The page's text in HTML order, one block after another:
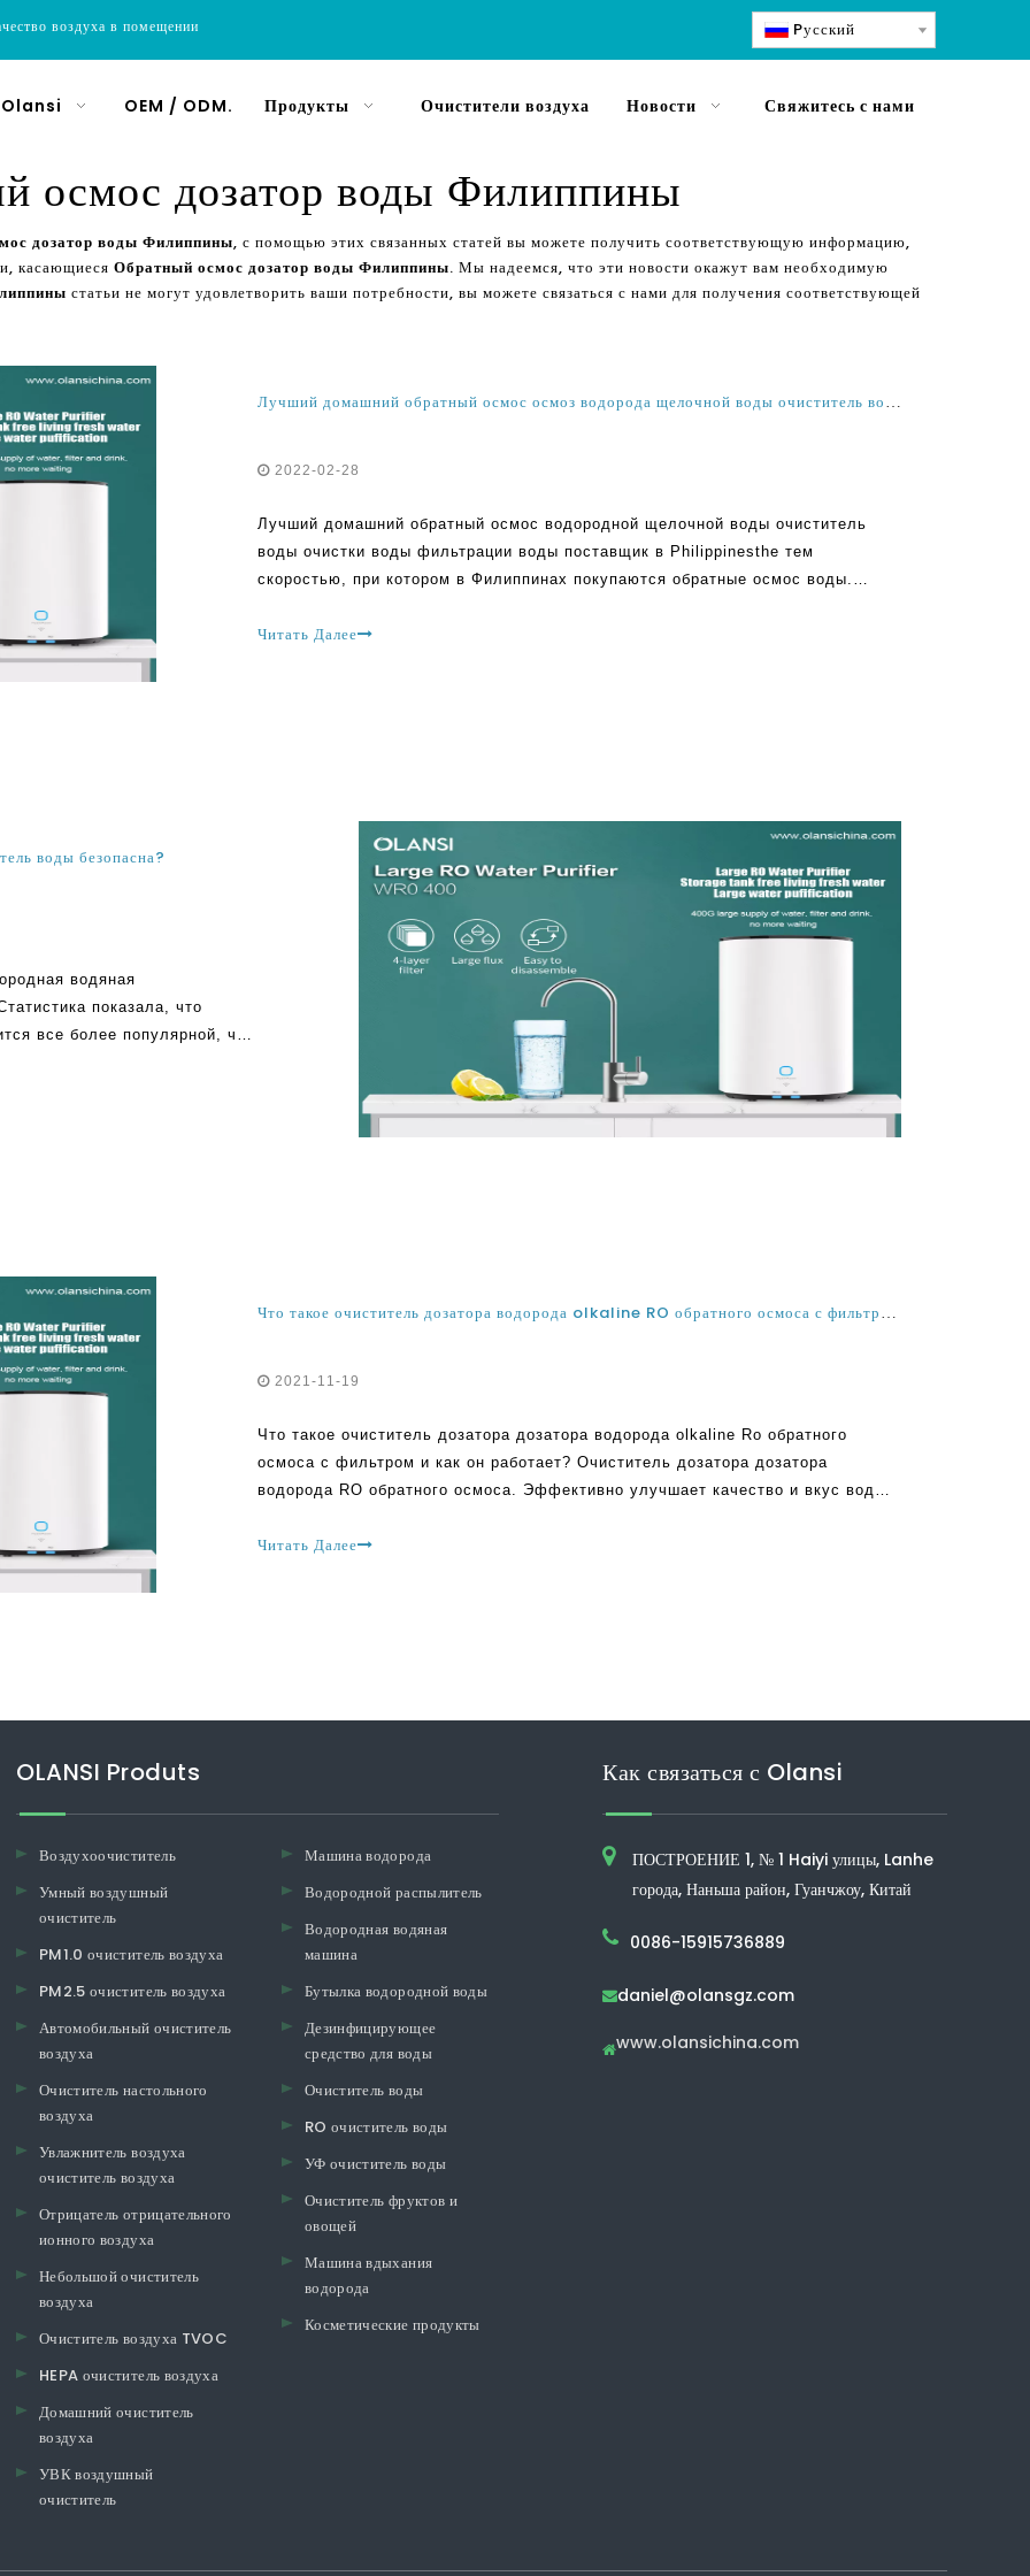
воздуха в помещении Pусский
OEM / ODM. Продукты Очистители воздуха Новости Свяжитесь с нами
осмос дозатор воды Филиппины
дозатор воды Филиппины, с помощью этих связанных статей вы можете получить соответствующую информацию,
касающиеся Обратный осмос дозатор воды Филиппины. Мы надеемся, что эти новости окажут вам необходимую
статьи не могут удовлетворить ваши потребности, вы можете связаться с нами для получения соответствующей
Лучший домашний обратный осмос осмоз водорода щелочной воды очиститель воды воды фильтрации воды поставщик на Филиппинах
2022-02-28
Лучший домашний обратный осмос водородной щелочной воды очиститель
воды очистки воды фильтрации воды поставщик в Philippinesthe тем
скоростью, при котором в Филиппинах покупаются обратные осмос воды.
Читать Далее
воды безопасна?
водяная
показала, что
все более популярной, чем
скептическими о
Что такое очиститель дозатора водорода olkaline RO обратного осмоса с фильтром и как он работает?
2021-11-19
Что такое очиститель дозатора дозатора водорода olkaline Ro обратного
осмоса с фильтром и как он работает? Очиститель дозатора дозатора
водорода RO обратного осмоса. Эффективно улучшает качество и вкус воды,
коммерческой промышленности
Читать Далее
OLANSI Produts
Воздухоочиститель
Умный воздушный
очиститель
PM1.0 очиститель воздуха
PM2.5 очиститель воздуха
Автомобильный очиститель
воздуха
Очиститель настольного
воздуха
Увлажнитель воздуха
очиститель воздуха
Отрицатель отрицательного
ионного воздуха
Небольшой очиститель
воздуха
Очиститель воздуха TVOC
HEPA очиститель воздуха
Домашний очиститель
воздуха
УВК воздушный
очиститель
Машина водорода
Водородной распылитель
Водородная водяная
машина
Бутылка водородной воды
Дезинфицирующее
средство для воды
Очиститель воды
RO очиститель воды
УФ очиститель воды
Очиститель фруктов и
овощей
Машина вдыхания
водорода
Косметические продукты
Как связаться с Olansi
ПОСТРОЕНИЕ 1, № 1 Haiyi улицы, Lanhe
города, Наньша район, Гуанчжоу, Китай
0086-15915736889
daniel@olansgz.com
www.olansichina.com